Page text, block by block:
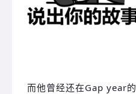
而他曾经还在Gap year的